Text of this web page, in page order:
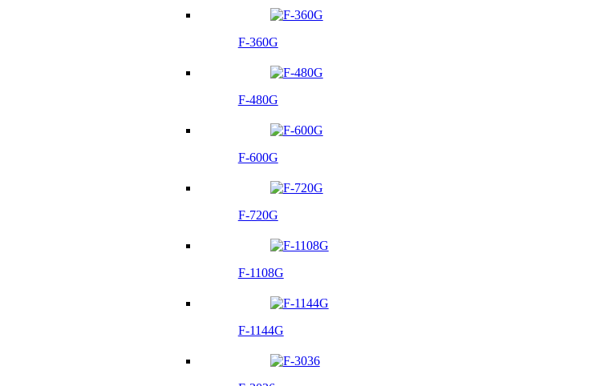
F-360G
F-480G
F-600G
F-720G
F-1108G
F-1144G